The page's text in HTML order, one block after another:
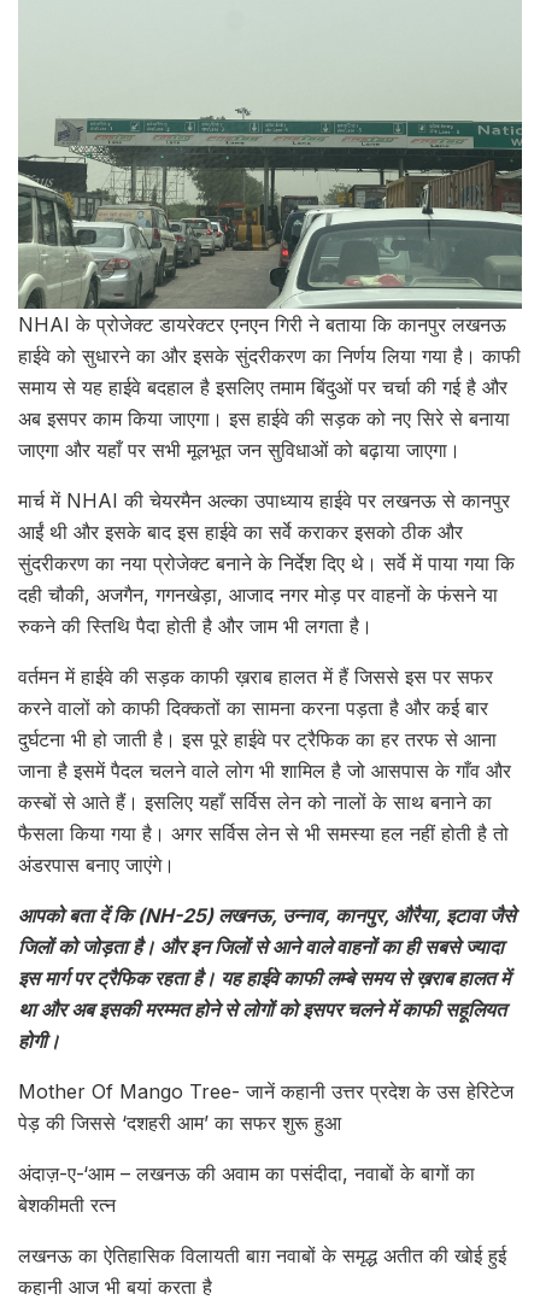
NHAI के प्रोजेक्ट डायरेक्टर एनएन गिरी ने बताया कि कानपुर लखनऊ
हाईवे को सुधारने का और इसके सुंदरीकरण का निर्णय लिया गया है। काफी
समाय से यह हाईवे बदहाल है इसलिए तमाम बिंदुओं पर चर्चा की गई है और
अब इसपर काम किया जाएगा। इस हाईवे की सड़क को नए सिरे से बनाया
जाएगा और यहाँ पर सभी मूलभूत जन सुविधाओं को बढ़ाया जाएगा।
मार्च में NHAI की चेयरमैन अल्का उपाध्याय हाईवे पर लखनऊ से कानपुर
आईं थी और इसके बाद इस हाईवे का सर्वे कराकर इसको ठीक और
सुंदरीकरण का नया प्रोजेक्ट बनाने के निर्देश दिए थे। सर्वे में पाया गया कि
दही चौकी, अजगैन, गगनखेड़ा, आजाद नगर मोड़ पर वाहनों के फंसने या
रुकने की स्तिथि पैदा होती है और जाम भी लगता है।
वर्तमन में हाईवे की सड़क काफी ख़राब हालत में हैं जिससे इस पर सफर
करने वालों को काफी दिक्कतों का सामना करना पड़ता है और कई बार
दुर्घटना भी हो जाती है। इस पूरे हाईवे पर ट्रैफिक का हर तरफ से आना
जाना है इसमें पैदल चलने वाले लोग भी शामिल है जो आसपास के गाँव और
कस्बों से आते हैं। इसलिए यहाँ सर्विस लेन को नालों के साथ बनाने का
फैसला किया गया है। अगर सर्विस लेन से भी समस्या हल नहीं होती है तो
अंडरपास बनाए जाएंगे।
आपको बता दें कि (NH-25) लखनऊ, उन्नाव, कानपुर, औरैया, इटावा जैसे
जिलों को जोड़ता है। और इन जिलों से आने वाले वाहनों का ही सबसे ज्यादा
इस मार्ग पर ट्रैफिक रहता है। यह हाईवे काफी लम्बे समय से ख़राब हालत में
था और अब इसकी मरम्मत होने से लोगों को इसपर चलने में काफी सहूलियत
होगी।
Mother Of Mango Tree- जानें कहानी उत्तर प्रदेश के उस हेरिटेज
पेड़ की जिससे ‘दशहरी आम’ का सफर शुरू हुआ
अंदाज़-ए-‘आम – लखनऊ की अवाम का पसंदीदा, नवाबों के बागों का
बेशकीमती रत्न
लखनऊ का ऐतिहासिक विलायती बाग़ नवाबों के समृद्ध अतीत की खोई हुई
कहानी आज भी बयां करता है